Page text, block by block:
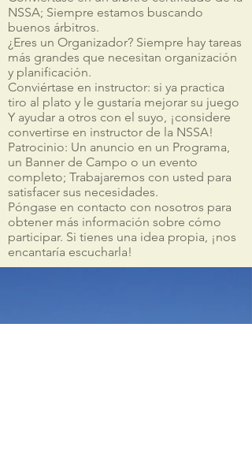
NSSA; Siempre estamos buscando
buenos árbitros.
¿Eres un Organizador? Siempre hay tareas
más grandes que necesitan organización
y planificación.
Conviértase en instructor: si ya practica
tiro al plato y le gustaría mejorar su juego
Y ayudar a otros con el suyo, ¡considere
convertirse en instructor de la NSSA!
Patrocinio: Un anuncio en un Programa,
un Banner de Campo o un evento
completo; Trabajaremos con usted para
satisfacer sus necesidades.
Póngase en contacto con nosotros para
obtener más información sobre cómo
participar. Si tienes una idea propia, ¡nos
encantaría escucharla!